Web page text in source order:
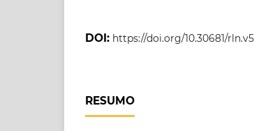
DOI: https://doi.org/10.30681/
RESUMO